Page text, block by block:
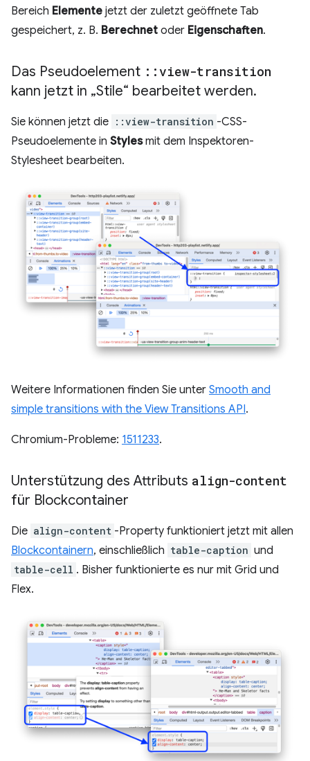
Bereich Elemente jetzt der zuletzt geöffnete Tab
gespeichert, z. B. Berechnet oder Eigenschaften.
Das Pseudoelement :: view-transition
kann jetzt in „Stile“ bearbeitet werden.
Sie können jetzt die ::view-transition -CSS-
Pseudoelemente in Stylesmit dem Inspektoren-
Stylesheet bearbeiten.
Weitere Informationen finden Sie unter Smooth and
simple transitions with the View Transitions API.
Chromium-Probleme: 1511233.
Unterstützung des Attributs align-content
für Blockcontainer
Die align-content -Property funktioniert jetzt mit allen
Blockcontainern, einschließlich table-caption und
table-cell . Bisher funktionierte es nur mit Grid und
Flex.